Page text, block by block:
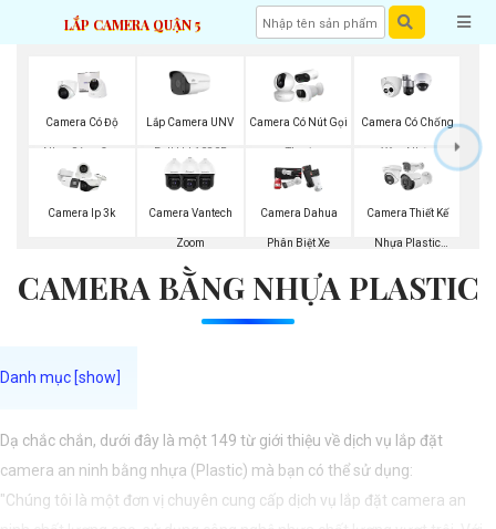
LẮP CAMERA QUẬN 5
Camera Có Độ
Nhạy Sáng Cao
Kbvision
Lắp Camera UNV
Full Hd 1080P
Camera Có Nút Gọi
Thoại
Camera Có Chống
Xâm Nhập
Kbvision
Camera Ip 3k Camera Vantech
Zoom
Camera Dahua
Phân Biệt Xe
Camera Thiết Kế
Nhựa Plastic
CAMERA BẰNG NHỰA PLASTIC
Dạ chắc chắn, dưới đây là một 149 từ giới thiệu về dịch vụ lắp đặt
camera an ninh bằng nhựa (Plastic) mà bạn có thể sử dụng:
"Chúng tôi là một đơn vị chuyên cung cấp dịch vụ lắp đặt camera an